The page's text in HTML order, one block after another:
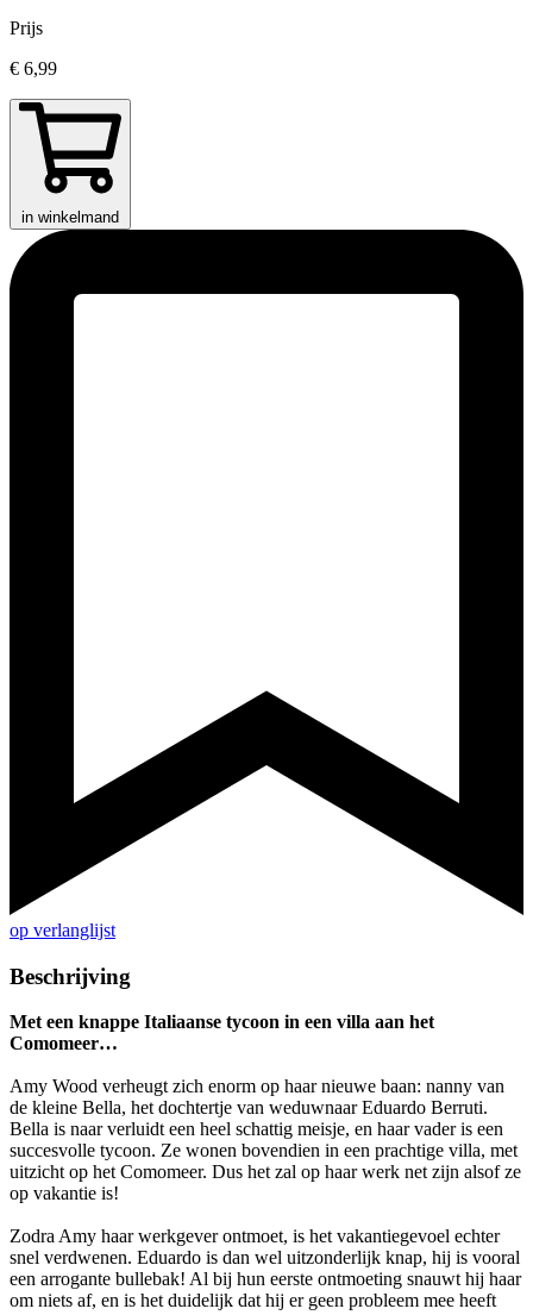
Prijs
€ 6,99
in winkelmand
op verlanglijst
Beschrijving
Met een knappe Italiaanse tycoon in een villa aan het
Comomeer…
Amy Wood verheugt zich enorm op haar nieuwe baan: nanny van
de kleine Bella, het dochtertje van weduwnaar Eduardo Berruti.
Bella is naar verluidt een heel schattig meisje, en haar vader is een
succesvolle tycoon. Ze wonen bovendien in een prachtige villa, met
uitzicht op het Comomeer. Dus het zal op haar werk net zijn alsof ze
op vakantie is!
Zodra Amy haar werkgever ontmoet, is het vakantiegevoel echter
snel verdwenen. Eduardo is dan wel uitzonderlijk knap, hij is vooral
een arrogante bullebak! Al bij hun eerste ontmoeting snauwt hij haar
om niets af, en is het duidelijk dat hij er geen probleem mee heeft